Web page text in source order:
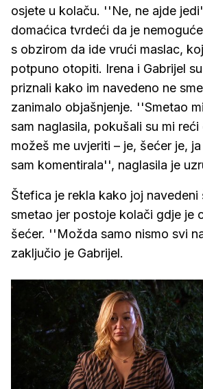
osjete u kolaču. ''Ne, ne ajde
domaćica tvrdeći da je
s obzirom da ide vrući maslac,
potpuno otopiti. Irena i Gabrijel
priznali kako im navedeno ne
zanimalo objašnjenje. ''Smetao
sam naglasila, pokušali su mi
možeš me uvjeriti – je, šećer je,
sam komentirala'', naglasila je
Štefica je rekla kako joj navedeni
smetao jer postoje kolači gdje je
šećer. ''Možda samo nismo svi
zaključio je Gabrijel.